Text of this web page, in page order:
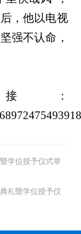
，他以电视
强不认命，
：
学位授予仪式举
礼暨学位授予仪